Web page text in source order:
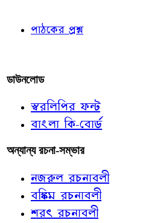
পাঠকের প্রশ্ন
ডাউনলোড
স্বরলিপির ফন্ট
বাংলা কি-বোর্ড
অন্যান্য রচনা-সম্ভার
নজরুল রচনাবলী
বঙ্কিম রচনাবলী
শরৎ রচনাবলী